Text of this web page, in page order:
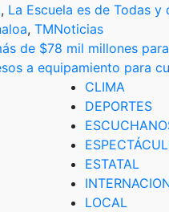
, La Escuela es de Todas y
, TMNoticias
de $78 mil millones
a equipamiento para
CLIMA
DEPORTES
ESTATAL
LOCAL